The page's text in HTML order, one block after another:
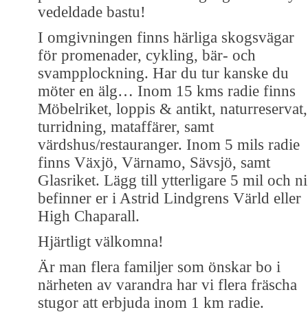
vedeldade bastu!
I omgivningen finns härliga skogsvägar
för promenader, cykling, bär- och
svampplockning. Har du tur kanske du
möter en älg… Inom 15 kms radie finns
Möbelriket, loppis & antikt, naturreservat,
turridning, mataffärer, samt
värdshus/restauranger. Inom 5 mils radie
finns Växjö, Värnamo, Sävsjö, samt
Glasriket. Lägg till ytterligare 5 mil och ni
befinner er i Astrid Lindgrens Värld eller
High Chaparall.
Hjärtligt välkomna!
Är man flera familjer som önskar bo i
närheten av varandra har vi flera fräscha
stugor att erbjuda inom 1 km radie.